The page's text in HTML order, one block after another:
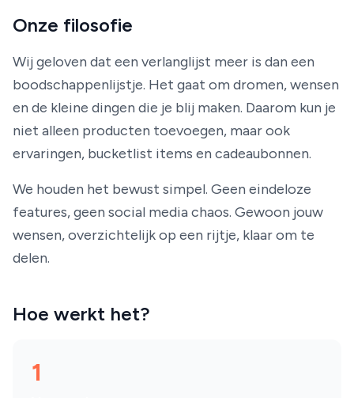
Onze filosofie
Wij geloven dat een verlanglijst meer is dan een
boodschappenlijstje. Het gaat om dromen, wensen
en de kleine dingen die je blij maken. Daarom kun je
niet alleen producten toevoegen, maar ook
ervaringen, bucketlist items en cadeaubonnen.
We houden het bewust simpel. Geen eindeloze
features, geen social media chaos. Gewoon jouw
wensen, overzichtelijk op een rijtje, klaar om te
delen.
Hoe werkt het?
1